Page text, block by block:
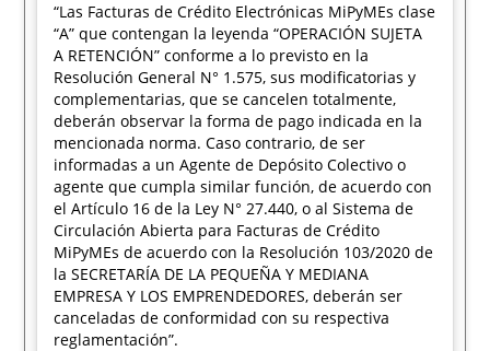
“Las Facturas de Crédito Electrónicas MiPyMEs clase
“A” que contengan la leyenda “OPERACIÓN SUJETA
A RETENCIÓN” conforme a lo previsto en la
Resolución General N° 1.575, sus modificatorias y
complementarias, que se cancelen totalmente,
deberán observar la forma de pago indicada en la
mencionada norma. Caso contrario, de ser
informadas a un Agente de Depósito Colectivo o
agente que cumpla similar función, de acuerdo con
el Artículo 16 de la Ley N° 27.440, o al Sistema de
Circulación Abierta para Facturas de Crédito
MiPyMEs de acuerdo con la Resolución 103/2020 de
la SECRETARÍA DE LA PEQUEÑA Y MEDIANA
EMPRESA Y LOS EMPRENDEDORES, deberán ser
canceladas de conformidad con su respectiva
reglamentación”.